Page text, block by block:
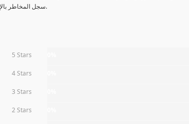
سجل المخاطر بالإضافة الى المقدرة التامية لإدارة مخاطر المشاريع.
5 Stars
4 Stars
3 Stars
2 Stars